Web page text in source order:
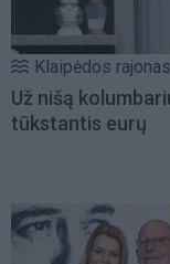
Klaipėdos rajonas
Už nišą
tūkstantis eurų